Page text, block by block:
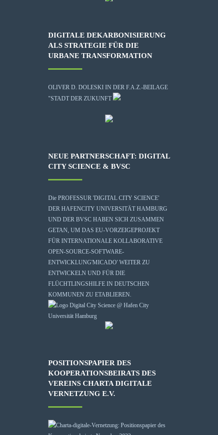
DIGITALE DEKARBONISIERUNG
ALS STRATEGIE FÜR DIE
URBANE TRANSFORMATION
OLIVER D. DOLESKI IN DER F.A.Z.-BEILAGE
"STADT DER ZUKUNFT
NEUE PARTNERSCHAFT: DIGITAL
CITY SCIENCE & BVSC
Die PROFESSUR 'DIGITAL CITY SCIENCE'
DER HAFENCITY UNIVERSITÄT HAMBURG
UND DER BVSC HABEN SICH ZUSAMMEN
GETAN, UM DAS EU-VORZEIGEPROJEKT
FÜR INTERNATIONALE KOLLABORATIVE
OPEN-SOURCE-SOFTWARE-
ENTWICKLUNG'MICADO' WEITER ZU
ENTWICKELN UND FÜR DIE
FLÜCHTLINGSHILFE IN DEUTSCHEN
KOMMUNEN ZU ETABLIEREN.
POSITIONSPAPIER DES
KOOPERATIONSBEIRATS DES
VEREINS CHARTA DIGITALE
VERNETZUNG E.V.